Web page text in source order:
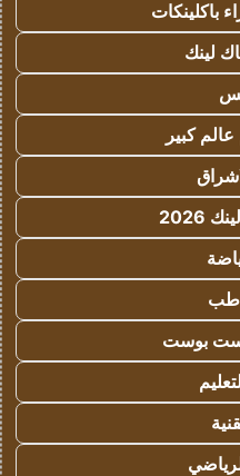
باكلينكات
لينك
كبير
2026
طب
بوست